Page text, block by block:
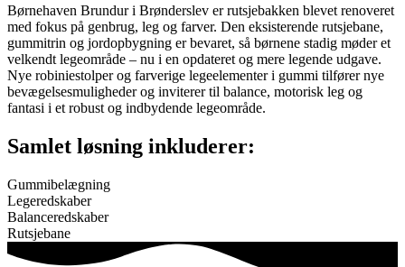
Børnehaven Brundur i Brønderslev er rutsjebakken blevet renoveret
med fokus på genbrug, leg og farver. Den eksisterende rutsjebane,
gummitrin og jordopbygning er bevaret, så børnene stadig møder et
velkendt legeområde – nu i en opdateret og mere legende udgave.
Nye robiniestolper og farverige legeelementer i gummi tilfører nye
bevægelsesmuligheder og inviterer til balance, motorisk leg og
fantasi i et robust og indbydende legeområde.
Samlet løsning inkluderer:
Gummibelægning
Legeredskaber
Balanceredskaber
Rutsjebane